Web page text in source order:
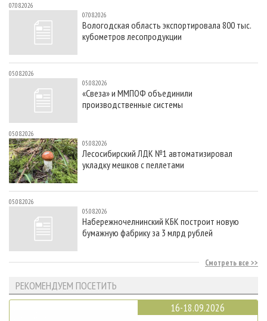
07.08.2026
07.08.2026
Вологодская область экспортировала 800 тыс.
кубометров лесопродукции
05.08.2026
05.08.2026
«Свеза» и ММПОФ объединили
производственные системы
05.08.2026
05.08.2026
Лесосибирский ЛДК №1 автоматизировал
укладку мешков с пеллетами
05.08.2026
05.08.2026
Набережночелнинский КБК построит новую
бумажную фабрику за 3 млрд рублей
Смотреть все
РЕКОМЕНДУЕМ ПОСЕТИТЬ
16-18.09.2026